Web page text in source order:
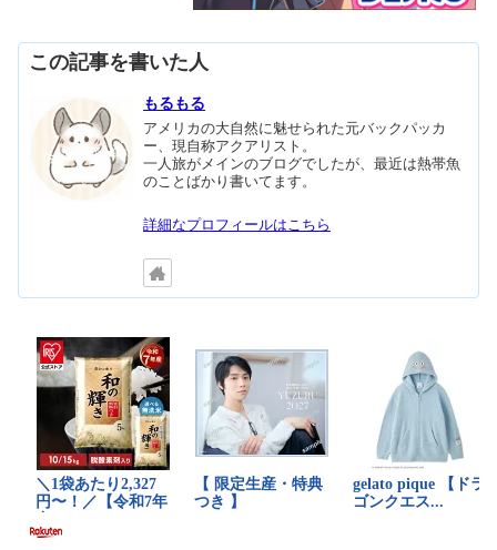
この記事を書いた人
もるもる
アメリカの大自然に魅せられた元バックパッカ
ー、現自称アクアリスト。
一人旅がメインのブログでしたが、最近は熱帯魚
のことばかり書いてます。
詳細なプロフィールはこちら